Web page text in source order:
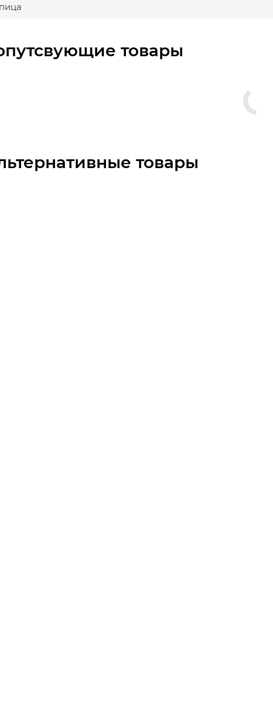
товары
товары